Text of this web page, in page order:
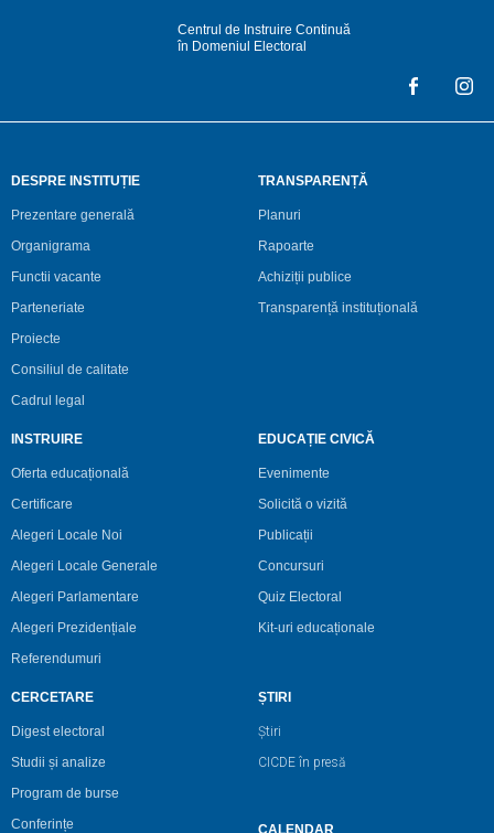
Centrul de Instruire Continuă
în Domeniul Electoral
DESPRE INSTITUȚIE
Prezentare generală
Organigrama
Functii vacante
Parteneriate
Proiecte
Consiliul de calitate
Cadrul legal
TRANSPARENȚĂ
Planuri
Rapoarte
Achiziții publice
Transparență instituțională
INSTRUIRE
Oferta educațională
Certificare
Alegeri Locale Noi
Alegeri Locale Generale
Alegeri Parlamentare
Alegeri Prezidențiale
Referendumuri
EDUCAȚIE CIVICĂ
Evenimente
Solicită o vizită
Publicații
Concursuri
Quiz Electoral
Kit-uri educaționale
CERCETARE
Digest electoral
Studii și analize
Program de burse
Conferințe
ȘTIRI
Știri
CICDE în presă
CALENDAR